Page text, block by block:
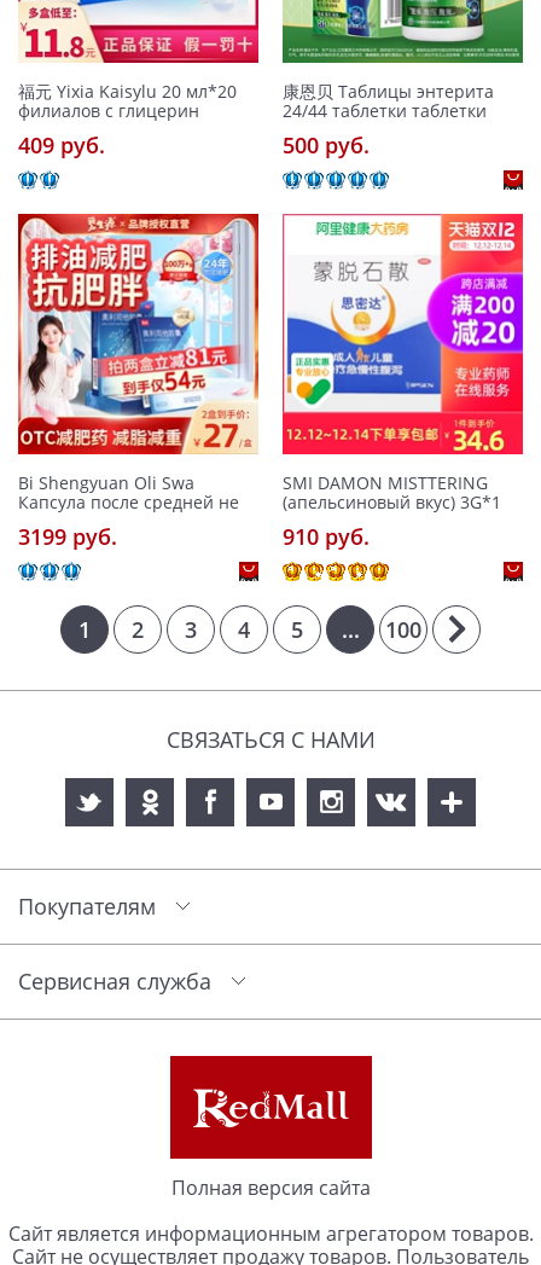
福元 Yixia Kaisylu 20 мл*20
филиалов с глицерин
409 pуб.
康恩贝 Таблицы энтерита
24/44 таблетки таблетки
500 pуб.
Bi Shengyuan Oli Swa
Капсула после средней не
3199 pуб.
SMI DAMON MISTTERING
(апельсиновый вкус) 3G*1
910 pуб.
1 2 3 4 5 ... 100
СВЯЗАТЬСЯ С НАМИ
Покупателям
Сервисная служба
Полная версия сайта
Сайт является информационным агрегатором товаров.
Сайт не осуществляет продажу товаров. Пользователь